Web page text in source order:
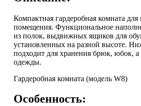
Компактная гардеробная комната
помещения. Функциональное
из полок, выдвижных ящиков для
установленных на разной высоте.
подходит для хранения брюк, юбок, а
одежды.
Гардеробная комната (модель W8)
Особенность: